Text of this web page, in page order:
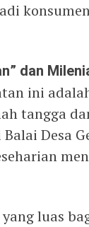
dan
ini
tangga
Desa
luas